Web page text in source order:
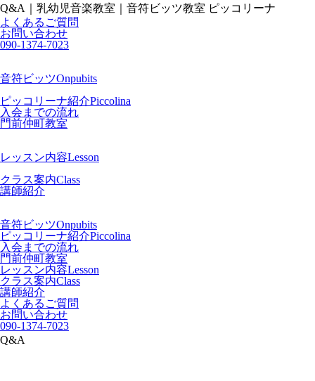
Q&A｜乳幼児音楽教室｜音符ビッツ教室 ピッコリーナ
よくあるご質問
お問い合わせ
090-1374-7023
音符ビッツOnpubits
ピッコリーナ紹介Piccolina
入会までの流れ
門前仲町教室
レッスン内容Lesson
クラス案内Class
講師紹介
音符ビッツOnpubits
ピッコリーナ紹介Piccolina
入会までの流れ
門前仲町教室
レッスン内容Lesson
クラス案内Class
講師紹介
よくあるご質問
お問い合わせ
090-1374-7023
Q&A